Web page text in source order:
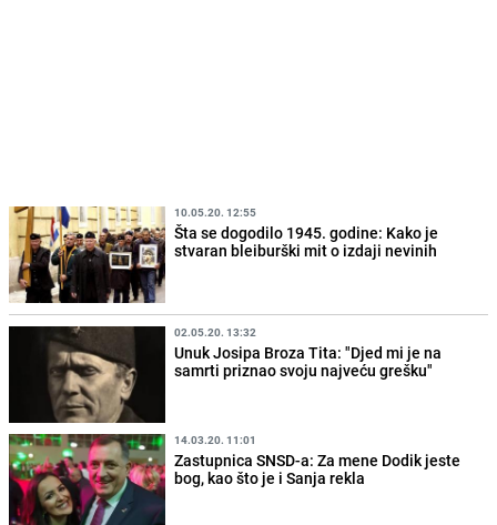
10.05.20. 12:55
Šta se dogodilo 1945. godine: Kako je
stvaran bleiburški mit o izdaji nevinih
02.05.20. 13:32
Unuk Josipa Broza Tita: "Djed mi je na
samrti priznao svoju najveću grešku"
14.03.20. 11:01
Zastupnica SNSD-a: Za mene Dodik jeste
bog, kao što je i Sanja rekla